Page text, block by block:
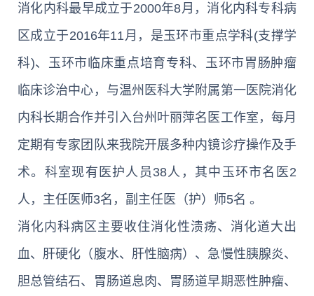
消化内科最早成立于2000年8月，消化内科专科病
区成立于2016年11月，是玉环市重点学科(支撑学
科)、玉环市临床重点培育专科、玉环市胃肠肿瘤
临床诊治中心，与温州医科大学附属第一医院消化
内科长期合作并引入台州叶丽萍名医工作室，每月
定期有专家团队来我院开展多种内镜诊疗操作及手
术。科室现有医护人员38人，其中玉环市名医2
人，主任医师3名，副主任医（护）师5名 。
消化内科病区主要收住消化性溃疡、消化道大出
血、肝硬化（腹水、肝性脑病）、急慢性胰腺炎、
胆总管结石、胃肠道息肉、胃肠道早期恶性肿瘤、